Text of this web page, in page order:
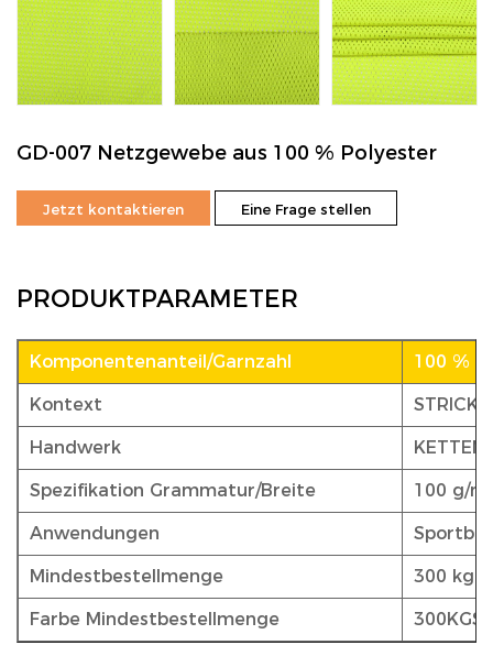
GD-007 Netzgewebe aus 100 % Polyester
Jetzt kontaktieren Eine Frage stellen
PRODUKTPARAMETER
Komponentenanteil/Garnzahl 100 %
Kontext
Handwerk
Spezifikation Grammatur/Breite 100 g/
Anwendungen
Mindestbestellmenge 300 kg
Farbe Mindestbestellmenge 300KGS